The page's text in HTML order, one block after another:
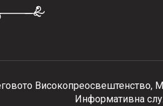
Високопреосвештенство,
Информативна